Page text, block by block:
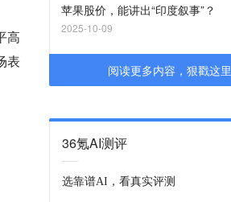
高
表
苹果股价，能讲出“印度叙事”？
2025-10-09
阅读更多内容，狠戳这里
36氪AI测评
选靠谱AI，看真实评测